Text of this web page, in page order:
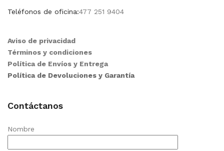
Teléfonos de oficina:477 251 9404
Aviso de privacidad
Términos y condiciones
Política de Envíos y Entrega
Política de Devoluciones y Garantía
Contáctanos
Nombre